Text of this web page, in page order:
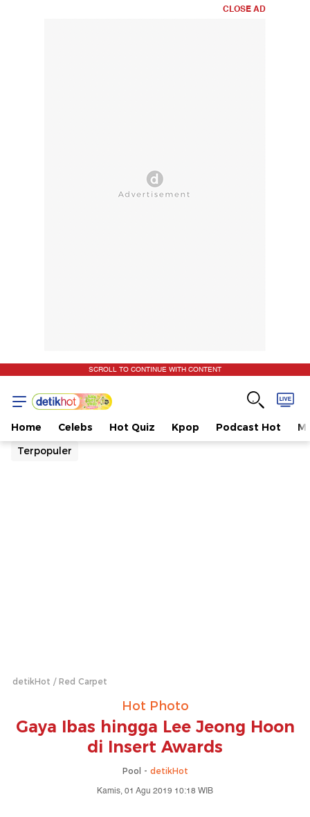
CLOSE AD
SCROLL TO CONTINUE WITH CONTENT
Home Celebs Hot Quiz Kpop Podcast Hot
Terpopuler
detikHot Red Carpet
Hot Photo
Gaya Ibas hingga Lee Jeong Hoon
di Insert Awards
Pool - detikHot
Kamis, 01 Agu 2019 10:18 WIB